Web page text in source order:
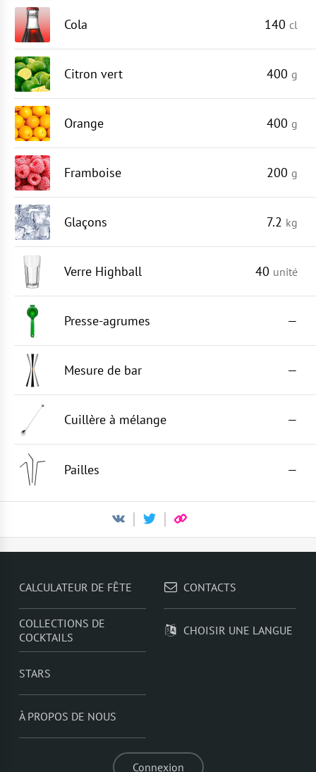
Cola 140 cl
Citron vert 400 g
Orange 400 g
Framboise 200 g
Glaçons 7.2 kg
Verre Highball 40 unité
Presse-agrumes —
Mesure de bar —
Cuillère à mélange —
Pailles —
CALCULATEUR DE FÊTE
COLLECTIONS DE
COCKTAILS
STARS
À PROPOS DE NOUS
CONTACTS
CHOISIR UNE LANGUE
Connexion